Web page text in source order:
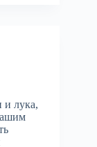
и лука,